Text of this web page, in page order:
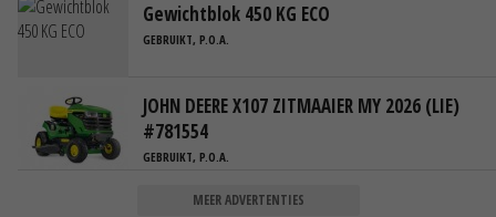
Gewichtblok 450 KG ECO
GEBRUIKT, P.O.A.
JOHN DEERE X107 ZITMAAIER MY 2026 (LIE)
#781554
GEBRUIKT, P.O.A.
MEER ADVERTENTIES